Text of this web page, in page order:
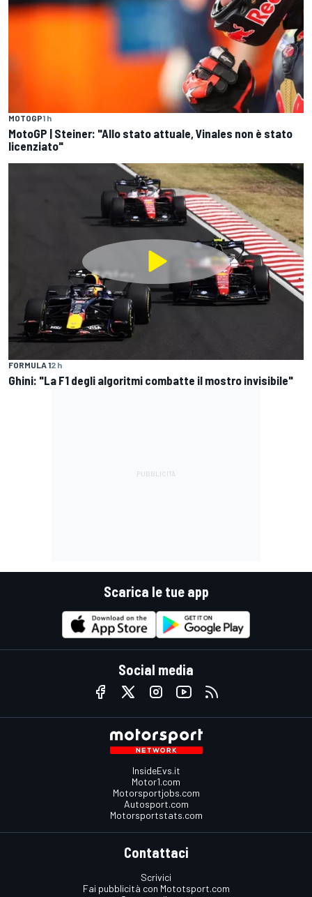
MOTOGP1 h
MotoGP | Steiner: "Allo stato attuale, Vinales non è stato
licenziato"
FORMULA 12 h
Ghini: "La F1 degli algoritmi combatte il mostro invisibile"
Scarica le tue app
Social media
InsideEvs.it
Motor1.com
Motorsportjobs.com
Autosport.com
Motorsportstats.com
Contattaci
Scrivici
Fai pubblicità con Mototsport.com